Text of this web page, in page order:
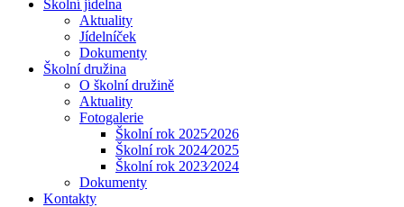
Školní jídelna
Aktuality
Jídelníček
Dokumenty
Školní družina
O školní družině
Aktuality
Fotogalerie
Školní rok 2025⁄2026
Školní rok 2024⁄2025
Školní rok 2023⁄2024
Dokumenty
Kontakty